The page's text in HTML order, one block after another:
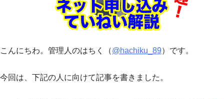
こんにちわ。管理人のはちく（@hachiku_89）です。
今回は、下記の人に向けて記事を書きました。